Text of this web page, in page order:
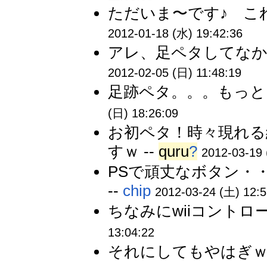
ただいま〜です♪ こ
2012-01-18 (水) 19:42:36
アレ、足ペタしてな
2012-02-05 (日) 11:48:19
足跡ペタ。。。もっ
(日) 18:26:09
お初ペタ！時々現れ
すｗ -- quru? 2012-03-19
PSで頑丈なボタン
-- chip 2012-03-24 (土)
ちなみにwiiコントロ
13:04:22
それにしてもやはぎ